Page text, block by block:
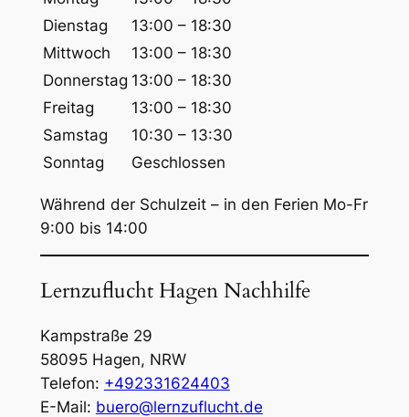
e
n
Dienstag
13:00 – 18:30
Mittwoch
13:00 – 18:30
Donnerstag 13:00 – 18:30
Freitag
13:00 – 18:30
Samstag
10:30 – 13:30
Sonntag
Geschlossen
Während der Schulzeit – in den Ferien Mo-Fr
9:00 bis 14:00
Lernzuflucht Hagen Nachhilfe
Kampstraße 29
58095Hagen, NRW
Telefon: +492331624403
E-Mail: buero@lernzuflucht.de